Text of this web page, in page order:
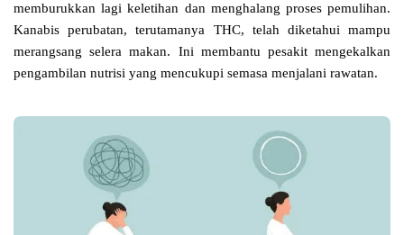
memburukkan lagi keletihan dan menghalang proses pemulihan.
Kanabis perubatan, terutamanya THC, telah diketahui mampu
merangsang selera makan. Ini membantu pesakit mengekalkan
pengambilan nutrisi yang mencukupi semasa menjalani rawatan.